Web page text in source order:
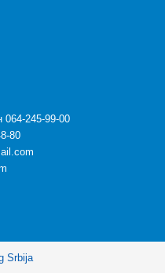
245-99-00
80
Srbija